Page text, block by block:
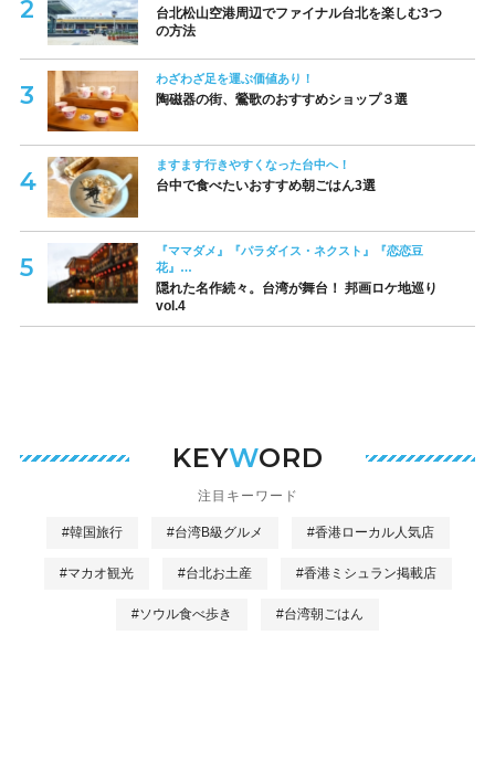
台北松山空港周辺でファイナル台北を楽しむ3つ
の方法
わざわざ足を運ぶ価値あり！
陶磁器の街、鶯歌のおすすめショップ３選
ますます行きやすくなった台中へ！
台中で食べたいおすすめ朝ごはん3選
『ママダメ』『パラダイス・ネクスト』『恋恋豆
花』…
隠れた名作続々。台湾が舞台！ 邦画ロケ地巡り
vol.4
KEYWORD
注目キーワード
#韓国旅行 #台湾B級グルメ #香港ローカル人気店
#マカオ観光 #台北お土産 #香港ミシュラン掲載店
#ソウル食べ歩き #台湾朝ごはん